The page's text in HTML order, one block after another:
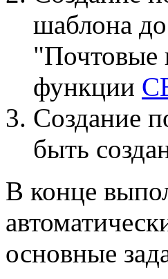
шаблона
"Почтовые
функции
Создание
быть
В конце
основные